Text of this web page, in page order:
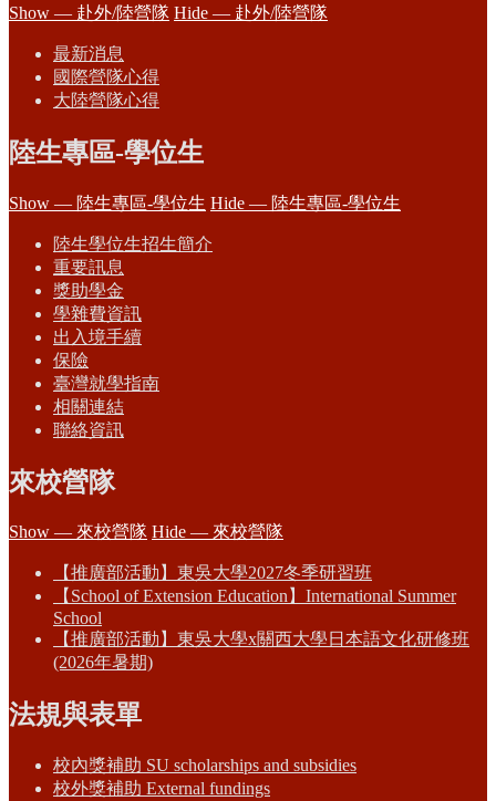
Show — 赴外/陸營隊 Hide — 赴外/陸營隊
最新消息
國際營隊心得
大陸營隊心得
陸生專區-學位生
Show — 陸生專區-學位生 Hide — 陸生專區-學位生
陸生學位生招生簡介
重要訊息
獎助學金
學雜費資訊
出入境手續
保險
臺灣就學指南
相關連結
聯絡資訊
來校營隊
Show — 來校營隊 Hide — 來校營隊
【推廣部活動】東吳大學2027冬季研習班
【School of Extension Education】International Summer
School
【推廣部活動】東吳大學x關西大學日本語文化研修班
(2026年暑期)
法規與表單
校內獎補助 SU scholarships and subsidies
校外獎補助 External fundings